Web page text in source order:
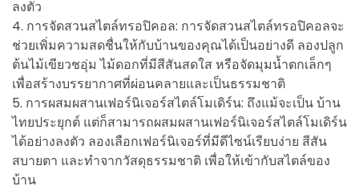
ลงตัว
4. การจัดสวนสไตล์ทรอปิคอล: การจัดสวนสไตล์ทรอปิคอลจะ
ช่วยเพิ่มความสดชื่นให้กับบ้านของคุณได้เป็นอย่างดี ลองปลูก
ต้นไม้เขียวชอุ่ม ไม้ดอกที่มีสีสันสดใส หรือจัดมุมน้ำตกเล็กๆ
เพื่อสร้างบรรยากาศที่ผ่อนคลายและเป็นธรรมชาติ
5. การผสมผสานเฟอร์นิเจอร์สไตล์โมเดิร์น: ถึงแม้จะเป็น บ้าน
ไทยประยุกต์ แต่ก็สามารถผสมผสานเฟอร์นิเจอร์สไตล์โมเดิร์น
ได้อย่างลงตัว ลองเลือกเฟอร์นิเจอร์ที่มีดีไซน์เรียบง่าย สีสัน
สบายตา และทำจากวัสดุธรรมชาติ เพื่อให้เข้ากับสไตล์ของ
บ้าน